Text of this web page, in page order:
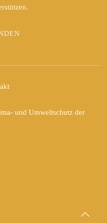
und Umweltschutz der